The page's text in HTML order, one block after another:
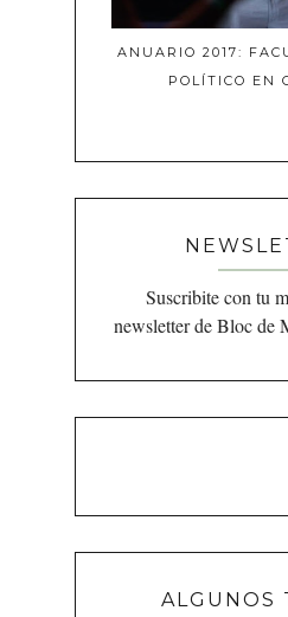
ANUARIO 2017:
POLÍTICO EN
Suscribite con tu
newsletter de Bloc de
ALGUNOS